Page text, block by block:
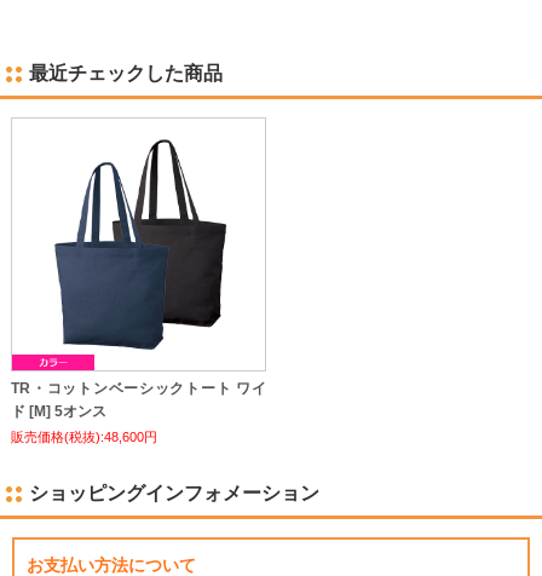
最近チェックした商品
TR・コットンベーシックトート ワイ
ド [M] 5オンス
販売価格(税抜):48,600円
ショッピングインフォメーション
お支払い方法について